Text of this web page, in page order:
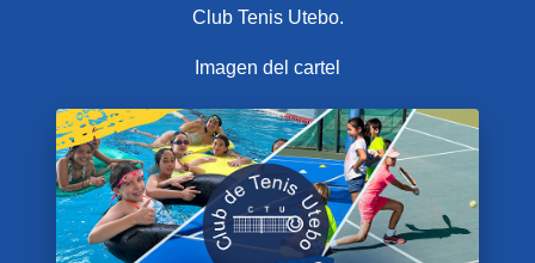
Club Tenis Utebo.
Imagen del cartel